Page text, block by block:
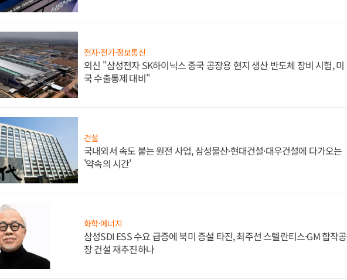
전자·전기·정보통신
외신 "삼성전자 SK하이닉스 중국 공장용 현지 생산 반도체 장비 시험, 미
국 수출통제 대비"
건설
국내외서 속도 붙는 원전 사업, 삼성물산·현대건설·대우건설에 다가오는
'약속의 시간'
화학·에너지
삼성SDI ESS 수요 급증에 북미 증설 타진, 최주선 스텔란티스·GM 합작공
장 건설 재추진하나